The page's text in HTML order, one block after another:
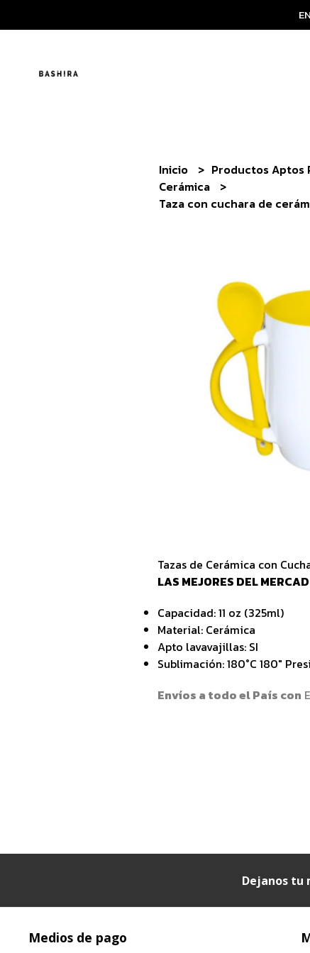
Inicio
Productos Aptos
Cerámica
Taza con cuchara de
Tazas de Cerámica con
LAS MEJORES DEL
Capacidad: 11 oz (325ml)
Material: Cerámica
Apto lavavajillas: SI
Sublimación: 180°C 180″
Envíos a todo el País con
Dejanos tu
Medios de pago